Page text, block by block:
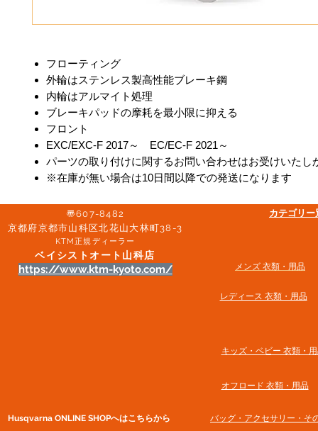
フローティング
外輪はステンレス製高性能ブレーキ鋼
内輪はアルマイト処理
ブレーキパッドの摩耗を最小限に抑える
フロント
EXC/EXC-F 2017～ EC/EC-F 2021～
パーツの取り付けに関するお問い合わせはお受けいたし
※在庫が無い場合は10日間以降での発送になります
〠607-8482
京都府京都市山科区北花山大林町38-3​
KTM正規ディーラー
ベイシストオート山科店
https://www.ktm-kyoto.com/
Husqvarna ONLINE SHOP​へはこちらから
カテゴリ
メンズ 衣類・用品
​レディース 衣類・用品
キッズ・ベビー 衣類・
オフロード 衣類・用品
バッグ・アクセサリー・そ